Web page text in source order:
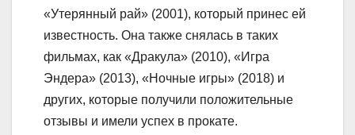
«Утерянный рай» (2001), который принес ей
известность. Она также снялась в таких
фильмах, как «Дракула» (2010), «Игра
Эндера» (2013), «Ночные игры» (2018) и
других, которые получили положительные
отзывы и имели успех в прокате.